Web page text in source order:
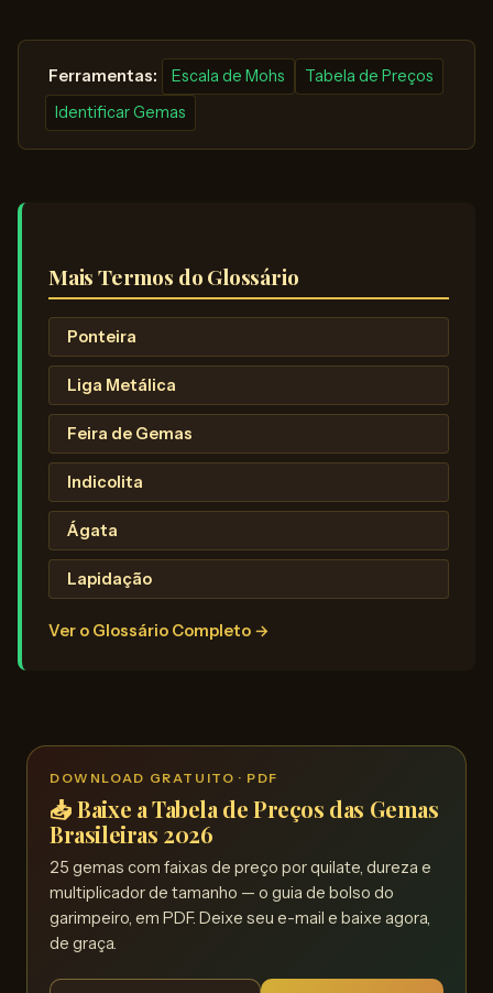
️ Ferramentas: Escala de Mohs
Tabela de Preços
Identificar Gemas
Mais Termos do Glossário
Ponteira
Liga Metálica
Feira de Gemas
Indicolita
Ágata
Lapidação
Ver o Glossário Completo →
DOWNLOAD GRATUITO · PDF
📥 Baixe a Tabela de Preços das Gemas
Brasileiras 2026
25 gemas com faixas de preço por quilate, dureza e
multiplicador de tamanho — o guia de bolso do
garimpeiro, em PDF. Deixe seu e-mail e baixe agora,
de graça.